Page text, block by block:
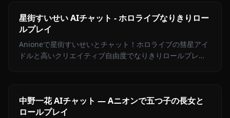
星街すいせい AIチャット - ホロライブなりきりロー
ルプレイ
Anioneで星街すいせいとチャット！ホロライブの彗星アイ
ドルと高いクリエイティブ自由度でなりきりロールプレ
中野一花 AIチャット — Aニオンで五つ子の長女と
ロールプレイ